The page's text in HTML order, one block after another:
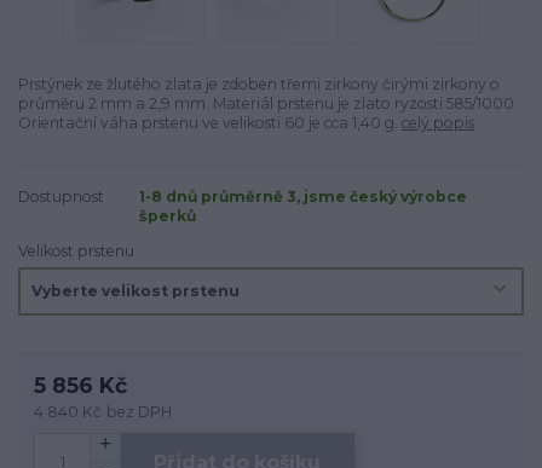
Prstýnek ze žlutého zlata je zdoben třemi zirkony čirými zirkony o
průměru 2 mm a 2,9 mm. Materiál prstenu je zlato ryzosti 585/1000.
Orientační váha prstenu ve velikosti 60 je cca 1,40 g. celý popis
Dostupnost
1-8 dnů průměrně 3, jsme český výrobce
šperků
Velikost prstenu
5 856 Kč
4 840 Kč bez DPH